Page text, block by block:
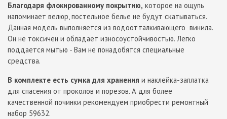
Благодаря флокированному покрытию, которое на ощупь
напоминает велюр, постельное белье не будут скатываться.
Данная модель выполняется из водоотталкивающего винила.
Он не токсичен и обладает износоустойчивостью. Легко
поддается мытью - Вам не понадобятся специальные
средства.
В комплекте есть сумка для хранения и наклейка-заплатка
для спасения от проколов и порезов. А для более
качественной починки рекомендуем приобрести ремонтный
набор 59632.